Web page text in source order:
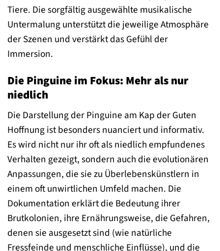
Tiere. Die sorgfältig ausgewählte musikalische
Untermalung unterstützt die jeweilige Atmosphäre
der Szenen und verstärkt das Gefühl der
Immersion.
Die Pinguine im Fokus: Mehr als nur
niedlich
Die Darstellung der Pinguine am Kap der Guten
Hoffnung ist besonders nuanciert und informativ.
Es wird nicht nur ihr oft als niedlich empfundenes
Verhalten gezeigt, sondern auch die evolutionären
Anpassungen, die sie zu Überlebenskünstlern in
einem oft unwirtlichen Umfeld machen. Die
Dokumentation erklärt die Bedeutung ihrer
Brutkolonien, ihre Ernährungsweise, die Gefahren,
denen sie ausgesetzt sind (wie natürliche
Fressfeinde und menschliche Einflüsse), und die